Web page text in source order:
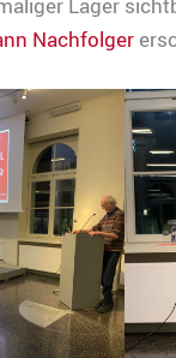
Nachfolger